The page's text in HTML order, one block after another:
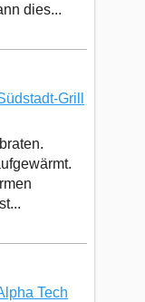
dies...
Grill
Tech